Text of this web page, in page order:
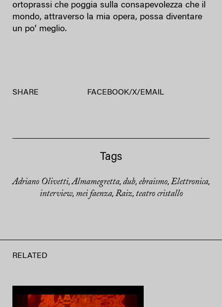
ortoprassi che poggia sulla consapevolezza che il
mondo, attraverso la mia opera, possa diventare
un po’ meglio.
SHARE FACEBOOK/X/ EMAIL
Tags
Adriano Olivetti,Almamegretta, dub, ebraismo, Elettronica,
interview, mei faenza, Raiz, teatro cristallo
RELATED